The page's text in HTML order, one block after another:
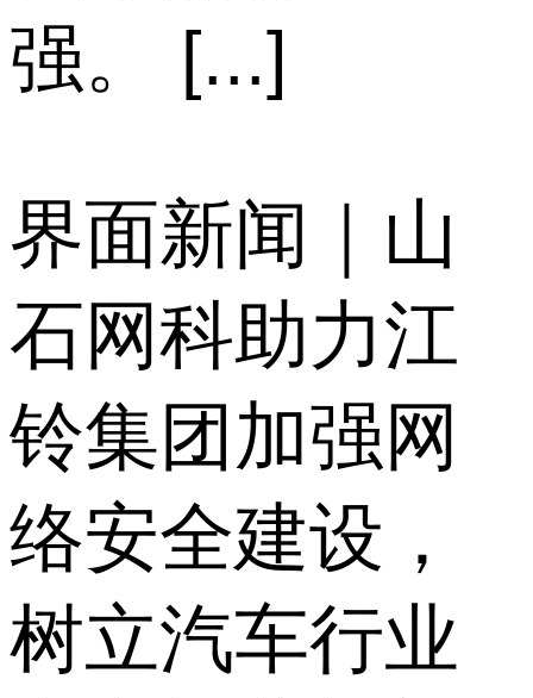
强。 [...]
界面新闻｜山
石网科助力江
铃集团加强网
络安全建设，
树立汽车行业